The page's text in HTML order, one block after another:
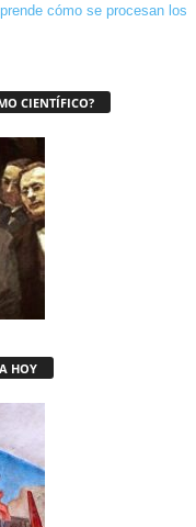
cómo se procesan los
CIENTÍFICO?
HOY